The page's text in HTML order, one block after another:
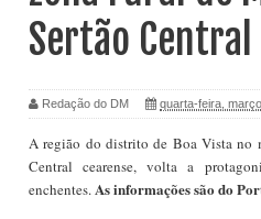
Sertão
Redação do DM quarta-feira,
A região do distrito de Boa Vista no
Central cearense, volta a
enchentes.As informações são do